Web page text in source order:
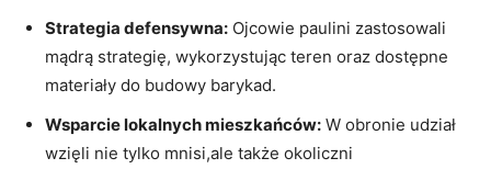
Strategia defensywna: Ojcowie paulini zastosowali
mądrą strategię, wykorzystując teren oraz dostępne
materiały do budowy ⁤barykad.
Wsparcie lokalnych mieszkańców: W obronie udział
wzięli nie tylko mnisi,ale⁣ także⁣ okoliczni